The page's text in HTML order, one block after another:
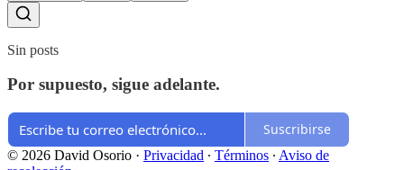
Sin posts
Por supuesto, sigue adelante.
Suscribirse
© 2026 David Osorio · Privacidad ∙ Términos ∙ Aviso de